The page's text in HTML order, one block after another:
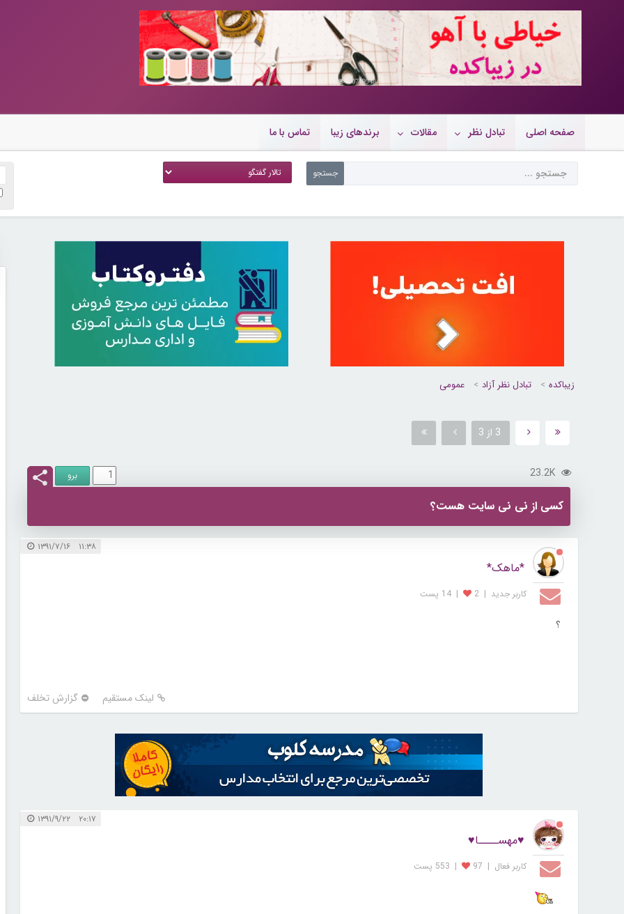
10719948
صفحه اصلی تبادل نظر مقالات برندهای زیبا تماس با ما
زیباکده تبادل نظر آزاد عمومی
3 از 3
23.2K
کسی از نی نی سایت هست؟
۱۱:۳۸ ۱۳۹۱/۷/۱۶
*ماهک*
کاربر جديد |
2
| 14 پست
؟
لینک مستقیم گزارش تخلف
۲۰:۱۷ ۱۳۹۱/۹/۲۲
♥مهســــا♥
کاربر فعال |
97
| 553 پست